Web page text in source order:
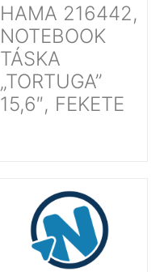
HAMA 216442,
NOTEBOOK
TÁSKA
„TORTUGA”
15,6″, FEKETE